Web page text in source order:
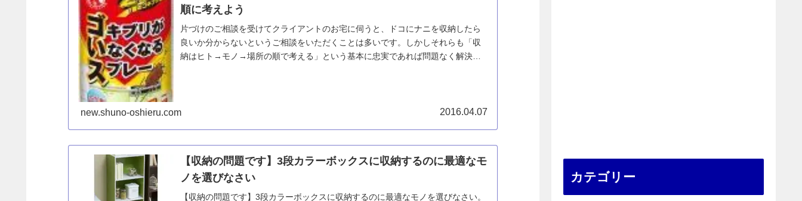
順に考えよう
片づけのご相談を受けてクライアントのお宅に伺うと、ドコにナニを収納したら
良いか分からないというご相談をいただくことは多いです。しかしそれらも「収
納はヒト→モノ→場所の順で考える」という基本に忠実であれば問題なく解決す
new.shuno-oshieru.com 2016.04.07
【収納の問題です】3段カラーボックスに収納するのに最適なモ
ノを選びなさい
【収納の問題です】3段カラーボックスに収納するのに最適なモノを選びなさい。
カテゴリー